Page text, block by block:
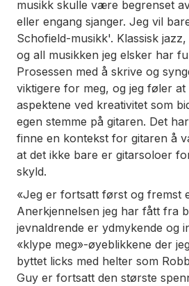
musikk skulle være begrenset
eller engang sjanger. Jeg vil
Schofield-musikk'. Klassisk
og all musikken jeg elsker har
Prosessen med å skrive og
viktigere for meg, og jeg føler at
aspektene ved kreativitet som
egen stemme på gitaren. Det
finne en kontekst for gitaren å
at det ikke bare er gitarsoloer
skyld.
«Jeg er fortsatt først og fremst
Anerkjennelsen jeg har fått fra
jevnaldrende er ydmykende og
«klype meg»-øyeblikkene der
byttet licks med helter som
Guy er fortsatt den største